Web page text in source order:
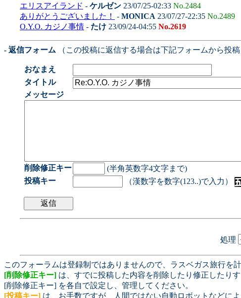
エリスアイランド - ケルゼン 23/07/25-02:33 No.2484
ありがとうございました！
- MONICA 23/07/27-22:35 No.2489
O.Y.O. カジノ事情 - たけ 23/09/24-04:55 No.2619
- 返信フォーム （この投稿に返信する場合は下記フォームから投稿
おなまえ
タイトル
メッセージ
削除修正キー
(半角英数字4文字まで)
投稿キー
（漢数字を数字(123..)で入力）
処理
このフォーラムは登録制ではありませんので、ラスベガス旅行を
[削除修正キー] は、すでに投稿した内容を削除したり修正したり
[削除修正キー] を各自で設定し、管理してください。
[投稿キー] は、お手数ですが、人間ではない自動ロボットなどに